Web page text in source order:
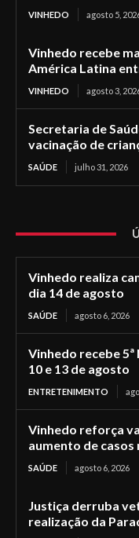
VINHEDO agosto 5,
Vinhedo recebe
América Latina
VINHEDO agosto 3,
Secretaria de
vacinação de
SAÚDE julho 31, 2026
Vinhedo realiza
dia 14 de agosto
SAÚDE agosto 6, 2026
Vinhedo recebe
10 e 13 de agosto
ENTRETENIMENTO
Vinhedo reforça
aumento de casos
SAÚDE agosto 6, 2026
Justiça derruba
realização da